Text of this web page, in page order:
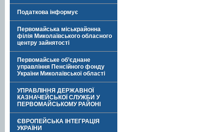
Податкова інформує
Первомайська міськрайонна
філія Миколаївського обласного
центру зайнятості
Первомайське об’єднане
управління Пенсійного фонду
України Миколаївської області
УПРАВЛІННЯ ДЕРЖАВНОЇ
КАЗНАЧЕЙСЬКОЇ СЛУЖБИ У
ПЕРВОМАЙСЬКОМУ РАЙОНІ
ЄВРОПЕЙСЬКА ІНТЕГРАЦІЯ
УКРАЇНИ